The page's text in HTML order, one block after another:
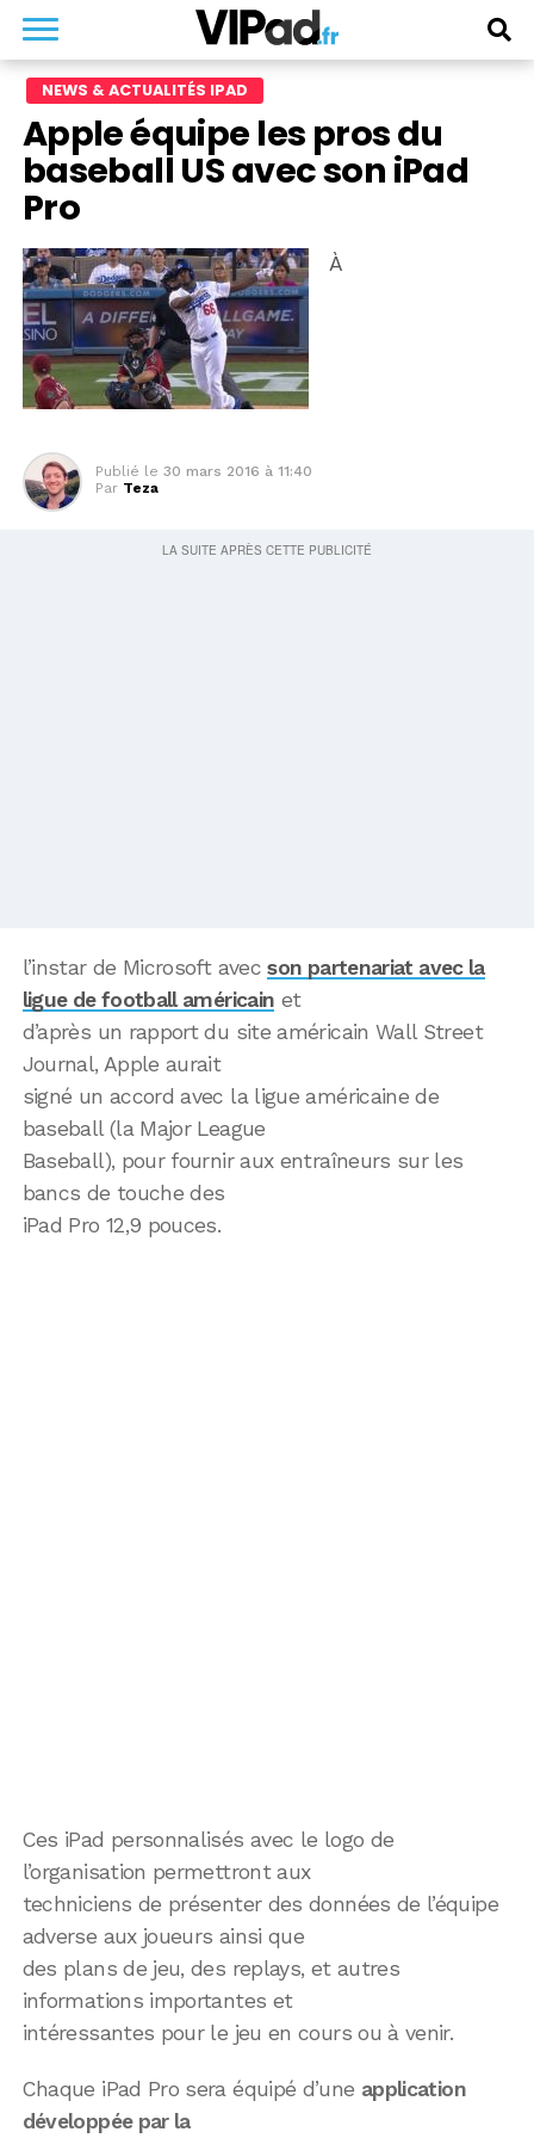
NEWS & ACTUALITÉS IPAD
Apple équipe les pros du
baseball US avec son iPad
Pro
À
Publié le 30 mars 2016 à 11:40
Par Teza
l’instar de Microsoft avecson partenariat avec la
ligue de football américain et
d’après un rapport du site américain Wall Street
Journal, Apple aurait
signé un accord avec la ligue américaine de
baseball (la Major League
Baseball), pour fournir aux entraîneurs sur les
bancs de touche des
iPad Pro 12,9 pouces.
Ces iPad personnalisés avec le logo de
l’organisation permettront aux
techniciens de présenter des données de l’équipe
adverse aux joueurs ainsi que
des plans de jeu, des replays, et autres
informations importantes et
intéressantes pour le jeu en cours ou à venir.
Chaque iPad Pro sera équipé d’une application
développée par la